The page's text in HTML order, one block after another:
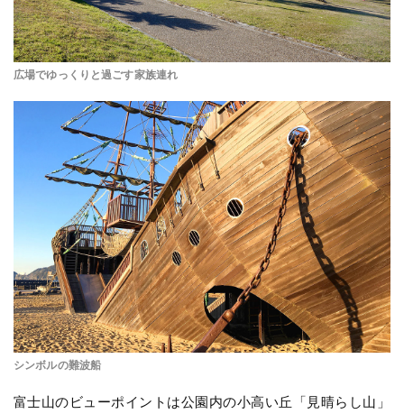
広場でゆっくりと過ごす家族連れ
シンボルの難波船
富士山のビューポイントは公園内の小高い丘「見晴らし山」